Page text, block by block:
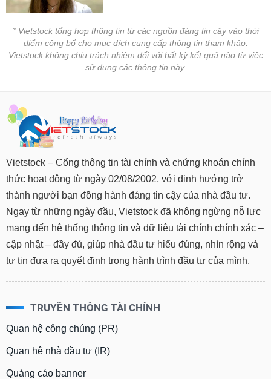
* Vietstock tổng hợp thông tin từ các nguồn đáng tin cậy vào thời
điểm công bố cho mục đích cung cấp thông tin tham khảo.
Vietstock không chịu trách nhiệm đối với bất kỳ kết quả nào từ việc
sử dụng các thông tin này.
Vietstock – Cổng thông tin tài chính và chứng khoán chính
thức hoạt động từ ngày 02/08/2002, với định hướng trở
thành người bạn đồng hành đáng tin cậy của nhà đầu tư.
Ngay từ những ngày đầu, Vietstock đã không ngừng nỗ lực
mang đến hệ thống thông tin và dữ liệu tài chính chính xác –
cập nhật – đầy đủ, giúp nhà đầu tư hiểu đúng, nhìn rộng và
tự tin đưa ra quyết định trong hành trình đầu tư của mình.
TRUYỀN THÔNG TÀI CHÍNH
Quan hệ công chúng (PR)
Quan hệ nhà đầu tư (IR)
Quảng cáo banner